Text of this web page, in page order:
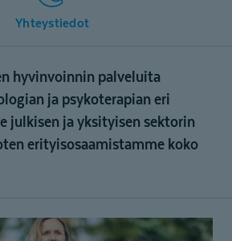
Yhteystiedot
hyvinvoinnin palveluita
ja psykoterapian eri
julkisen ja yksityisen sektorin
erityisosaamistamme koko